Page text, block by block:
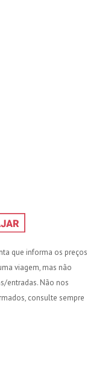
que informa os preços
viagem, mas não
entradas. Não nos
consulte sempre